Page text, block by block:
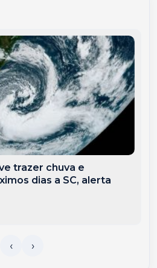
trazer chuva e
dias a SC, alerta